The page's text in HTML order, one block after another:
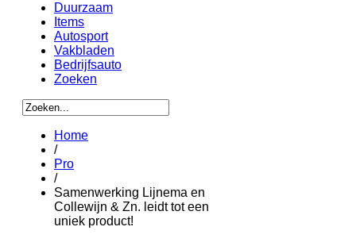
Duurzaam
Items
Autosport
Vakbladen
Bedrijfsauto
Zoeken
Home
/
Pro
/
Samenwerking Lijnema en
Collewijn & Zn. leidt tot een
uniek product!